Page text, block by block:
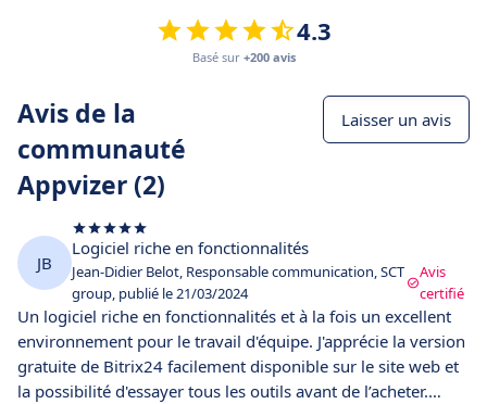
4.3
Basé sur +200 avis
Avis de la
communauté
Appvizer (2)
Laisser un avis
JB
Logiciel riche en fonctionnalités
Jean-Didier Belot, Responsable communication, SCT
group, publié le 21/03/2024
Avis
certifié
Un logiciel riche en fonctionnalités et à la fois un excellent
environnement pour le travail d'équipe. J'apprécie la version
gratuite de Bitrix24 facilement disponible sur le site web et
la possibilité d'essayer tous les outils avant de l’acheter.